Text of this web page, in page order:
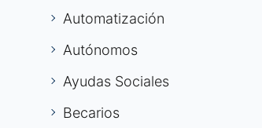
Automatización
Autónomos
Ayudas Sociales
Becarios